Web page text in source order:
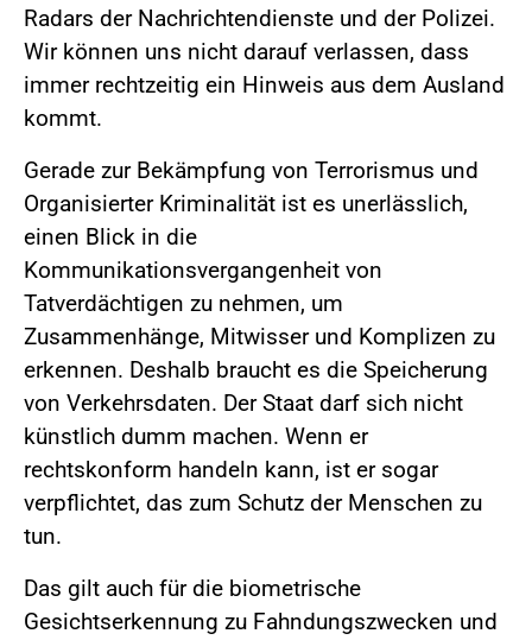
Radars der Nachrichtendienste und der Polizei.
Wir können uns nicht darauf verlassen, dass
immer rechtzeitig ein Hinweis aus dem Ausland
kommt.
Gerade zur Bekämpfung von Terrorismus und
Organisierter Kriminalität ist es unerlässlich,
einen Blick in die
Kommunikationsvergangenheit von
Tatverdächtigen zu nehmen, um
Zusammenhänge, Mitwisser und Komplizen zu
erkennen. Deshalb braucht es die Speicherung
von Verkehrsdaten. Der Staat darf sich nicht
künstlich dumm machen. Wenn er
rechtskonform handeln kann, ist er sogar
verpflichtet, das zum Schutz der Menschen zu
tun.
Das gilt auch für die biometrische
Gesichtserkennung zu Fahndungszwecken und